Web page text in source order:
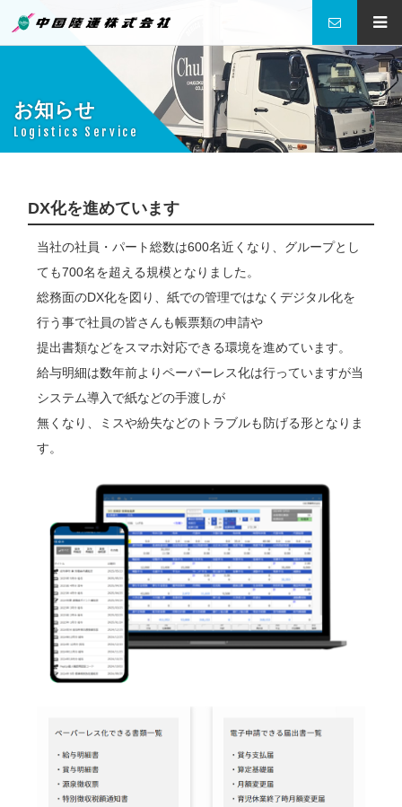
中国陸運株式会社
お知らせ
Logistics Service
DX化を進めています
当社の社員・パート総数は600名近くなり、グループとし
ても700名を超える規模となりました。
総務面のDX化を図り、紙での管理ではなくデジタル化を
行う事で社員の皆さんも帳票類の申請や
提出書類などをスマホ対応できる環境を進めています。
給与明細は数年前よりペーパーレス化は行っていますが当
システム導入で紙などの手渡しが
無くなり、ミスや紛失などのトラブルも防げる形となりま
す。